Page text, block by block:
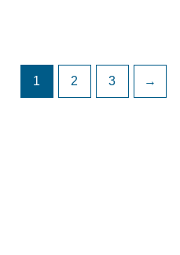
1 2 3 →